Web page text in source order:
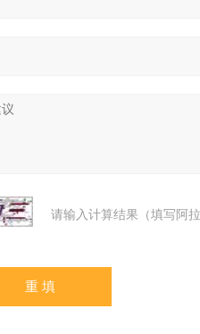
请输入计算结果（填写阿